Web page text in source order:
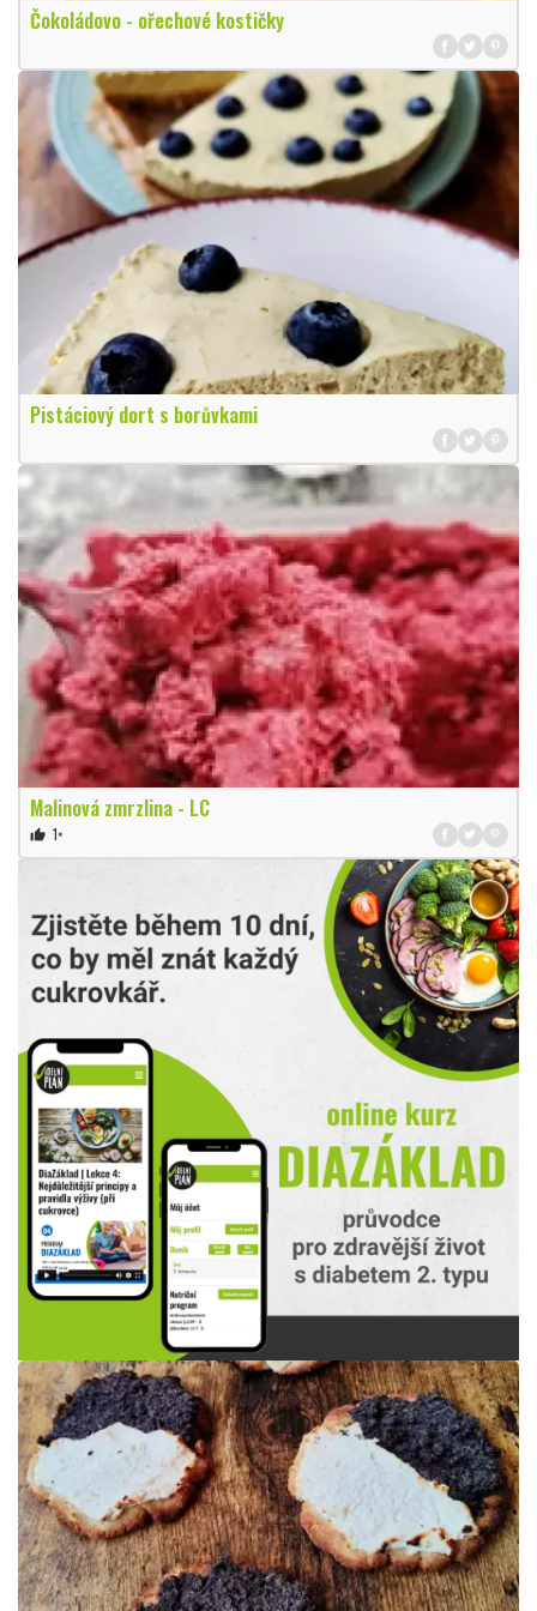
Čokoládovo - ořechové kostičky
Pistáciový dort s borůvkami
Malinová zmrzlina - LC
thumb_up 1×